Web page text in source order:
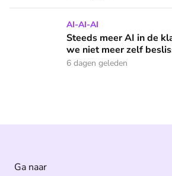
Steeds meer AI in de klas: 'Straks
AI-AI-AI
Steeds meer AI in de
we niet meer zelf
6 dagen geleden
Ga naar